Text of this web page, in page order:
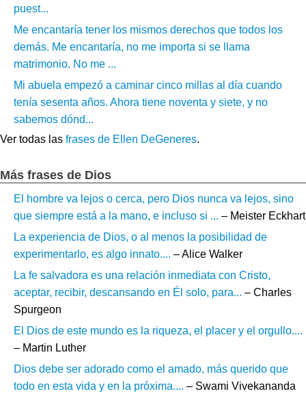
puest...
Me encantaría tener los mismos derechos que todos los
demás. Me encantaría, no me importa si se llama
matrimonio. No me ...
Mi abuela empezó a caminar cinco millas al día cuando
tenía sesenta años. Ahora tiene noventa y siete, y no
sabemos dónd...
Ver todas las frases de Ellen DeGeneres.
Más frases de Dios
El hombre va lejos o cerca, pero Dios nunca va lejos, sino
que siempre está a la mano, e incluso si ... – Meister Eckhart
La experiencia de Dios, o al menos la posibilidad de
experimentarlo, es algo innato.... – Alice Walker
La fe salvadora es una relación inmediata con Cristo,
aceptar, recibir, descansando en Él solo, para... – Charles
Spurgeon
El Dios de este mundo es la riqueza, el placer y el orgullo....
– Martin Luther
Dios debe ser adorado como el amado, más querido que
todo en esta vida y en la próxima.... – Swami Vivekananda